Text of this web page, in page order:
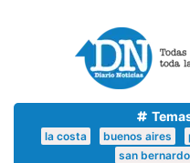
la costa buenos aires
san bernardo